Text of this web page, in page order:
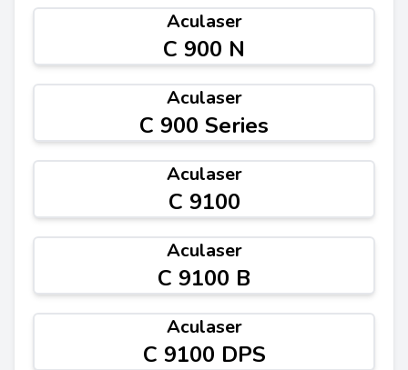
Aculaser
C 900 N
Aculaser
C 900 Series
Aculaser
C 9100
Aculaser
C 9100 B
Aculaser
C 9100 DPS